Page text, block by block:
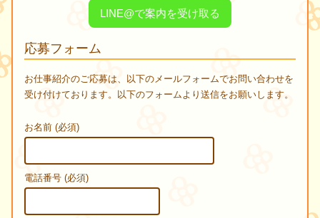
LINE@で案内を受け取る
応募フォーム
お仕事紹介のご応募は、以下のメールフォームでお問い合わせを
受け付けております。以下のフォームより送信をお願いします。
お名前 (必須)
電話番号 (必須)